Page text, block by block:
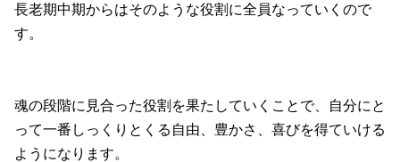
長老期中期からはそのような役割に全員なっていくので
す。
魂の段階に見合った役割を果たしていくことで、自分にと
って一番しっくりとくる自由、豊かさ、喜びを得ていける
ようになります。